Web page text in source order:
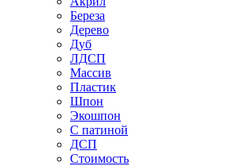
Береза
Дерево
Дуб
ЛДСП
Массив
Пластик
Шпон
Экошпон
С патиной
ДСП
Стоимость